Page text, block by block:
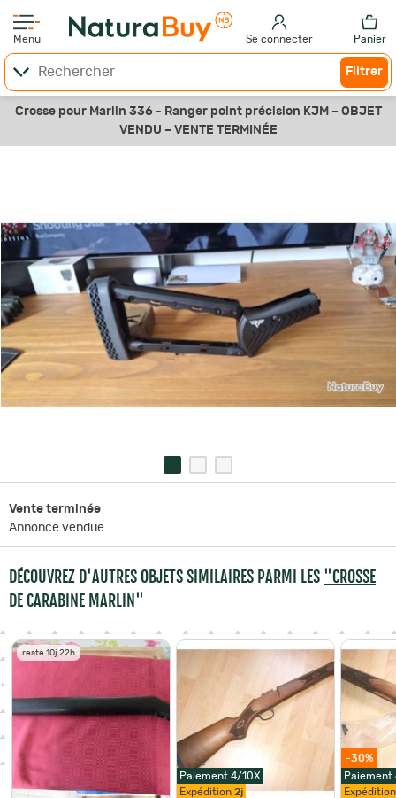
Menu Se connecter Panier
Filtrer
Crosse pour Marlin 336 - Ranger point précision KJM – OBJET
VENDU – VENTE TERMINÉE
Vente terminée
Annonce vendue
DÉCOUVREZ D'AUTRES OBJETS SIMILAIRES PARMI LES "CROSSE
DE CARABINE MARLIN"
reste 10j 22h
Paiement 4/10X
Expédition 2j
-30%
Paiement